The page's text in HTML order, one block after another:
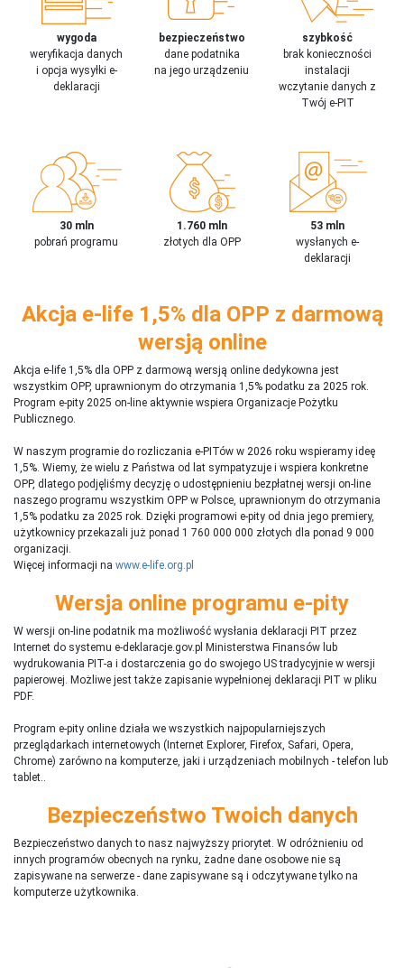
wygoda
weryfikacja danych
i opcja wysyłki e-
deklaracji
bezpieczeństwo
dane podatnika
na jego urządzeniu
szybkość
brak konieczności
instalacji
wczytanie danych z
Twój e-PIT
30 mln
pobrań programu
1.760 mln
złotych dla OPP
53 mln
wysłanych e-
deklaracji
Akcja e-life 1,5% dla OPP z darmową
wersją online
Akcja e-life 1,5% dla OPP z darmową wersją online dedykowna jest
wszystkim OPP, uprawnionym do otrzymania 1,5% podatku za 2025 rok.
Program e-pity 2025 on-line aktywnie wspiera Organizacje Pożytku
Publicznego.
W naszym programie do rozliczania e-PITów w 2026 roku wspieramy ideę
1,5%. Wiemy, że wielu z Państwa od lat sympatyzuje i wspiera konkretne
OPP, dlatego podjęliśmy decyzję o udostępnieniu bezpłatnej wersji on-line
naszego programu wszystkim OPP w Polsce, uprawnionym do otrzymania
1,5% podatku za 2025 rok. Dzięki programowi e-pity od dnia jego premiery,
użytkownicy przekazali już ponad 1 760 000 000 złotych dla ponad 9 000
organizacji.
Więcej informacji na www.e-life.org.pl
Wersja online programu e-pity
W wersji on-line podatnik ma możliwość wysłania deklaracji PIT przez
Internet do systemu e-deklaracje.gov.pl Ministerstwa Finansów lub
wydrukowania PIT-a i dostarczenia go do swojego US tradycyjnie w wersji
papierowej. Możliwe jest także zapisanie wypełnionej deklaracji PIT w pliku
PDF.
Program e-pity online działa we wszystkich najpopularniejszych
przeglądarkach internetowych (Internet Explorer, Firefox, Safari, Opera,
Chrome) zarówno na komputerze, jaki i urządzeniach mobilnych - telefon lub
tablet..
Bezpieczeństwo Twoich danych
Bezpieczeństwo danych to nasz najwyższy priorytet. W odróżnieniu od
innych programów obecnych na rynku, żadne dane osobowe nie są
zapisywane na serwerze - dane zapisywane są i odczytywane tylko na
komputerze użytkownika.